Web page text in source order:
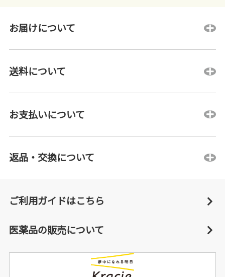
お届けについて
送料について
お支払いについて
返品・交換について
ご利用ガイドはこちら
医薬品の販売について